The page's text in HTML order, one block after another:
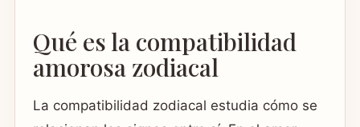
Qué es la compatibilidad
amorosa zodiacal
La compatibilidad zodiacal estudia cómo se